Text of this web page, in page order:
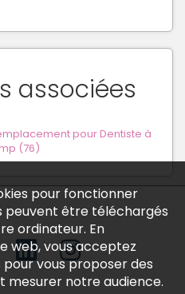
associées
pour Dentiste à
(76)
pour fonctionner
être téléchargés
ordinateur. En
web, vous acceptez
pour vous proposer des
mesurer notre audience.